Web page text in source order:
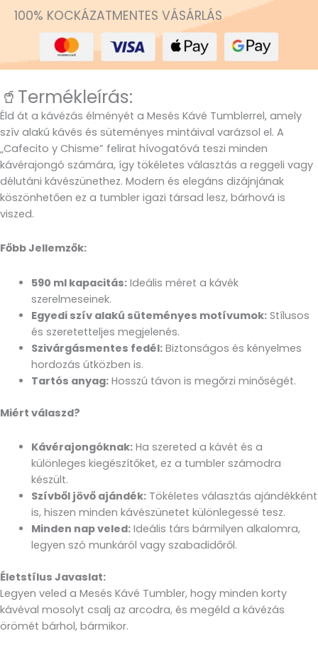
100% KOCKÁZATMENTES VÁSÁRLÁS
🥤Termékleírás:
Éld át a kávézás élményét a Mesés Kávé Tumblerrel, amely
szív alakú kávés és süteményes mintáival varázsol el. A
„Cafecito y Chisme” felirat hívogatóvá teszi minden
kávérajongó számára, így tökéletes választás a reggeli vagy
délutáni kávészünethez. Modern és elegáns dizájnjának
köszönhetően ez a tumbler igazi társad lesz, bárhová is
viszed.
Főbb Jellemzők:
590 ml kapacitás:Ideális méret a kávék
szerelmeseinek.
Egyedi szív alakú süteményes motívumok:Stílusos
és szeretetteljes megjelenés.
Szivárgásmentes fedél:Biztonságos és kényelmes
hordozás útközben is.
Tartós anyag:Hosszú távon is megőrzi minőségét.
Miért válaszd?
Kávérajongóknak:Ha szereted a kávét és a
különleges kiegészítőket, ez a tumbler számodra
készült.
Szívből jövő ajándék:Tökéletes választás ajándékként
is, hiszen minden kávészünetet különlegessé tesz.
Minden nap veled:Ideális társ bármilyen alkalomra,
legyen szó munkáról vagy szabadidőről.
Életstílus Javaslat:
Legyen veled a Mesés Kávé Tumbler, hogy minden korty
kávéval mosolyt csalj az arcodra, és megéld a kávézás
örömét bárhol, bármikor.